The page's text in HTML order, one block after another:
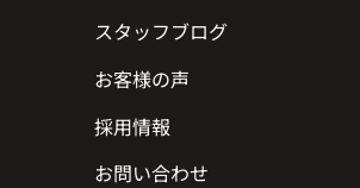
スタッフブログ
お客様の声
採用情報
お問い合わせ